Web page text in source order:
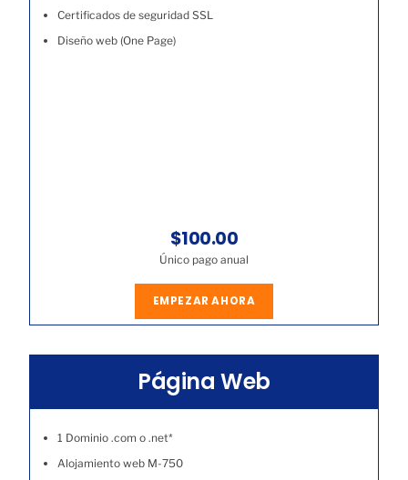
Certificados de seguridad SSL
Diseño web (One Page)
$100.00
Único pago anual
EMPEZAR AHORA
Página Web
1 Dominio .com o .net*
Alojamiento web M-750